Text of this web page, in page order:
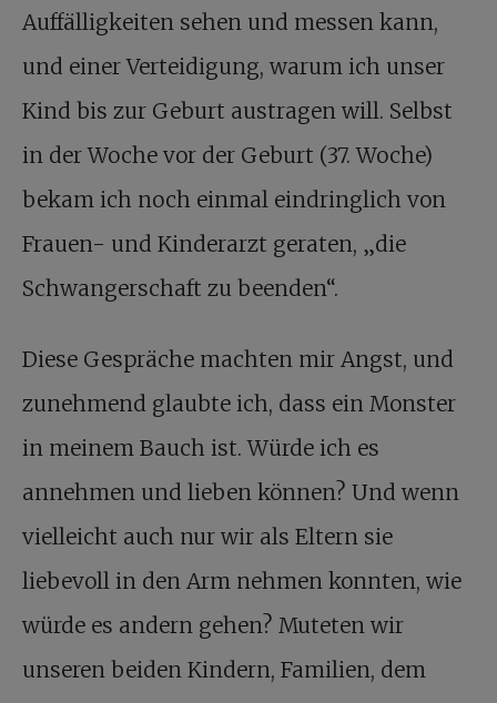
Auffälligkeiten sehen und messen kann,
und einer Verteidigung, warum ich unser
Kind bis zur Geburt austragen will. Selbst
in der Woche vor der Geburt (37. Woche)
bekam ich noch einmal eindringlich von
Frauen- und Kinderarzt geraten, „die
Schwangerschaft zu beenden“.
Diese Gespräche machten mir Angst, und
zunehmend glaubte ich, dass ein Monster
in meinem Bauch ist. Würde ich es
annehmen und lieben können? Und wenn
vielleicht auch nur wir als Eltern sie
liebevoll in den Arm nehmen konnten, wie
würde es andern gehen? Muteten wir
unseren beiden Kindern, Familien, dem